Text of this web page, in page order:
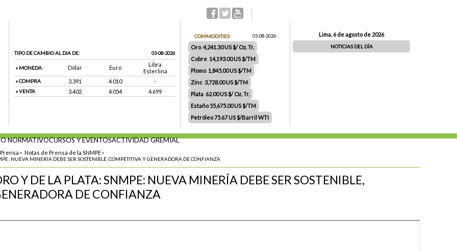
TIPO DE CAMBIO AL DIA DE: 03-08-2026
» MONEDA Dólar Euro
Libra
Esterlina
» COMPRA 3.391 4.010 -
» VENTA 3.402 4.054 4.699
COMMODITIES 05-08-2026
Oro 4,241.30 US $/ Oz. Tr.
Cobre 14,193.00 US $/TM
Plomo 1,845.00 US $/TM
Zinc 3,728.00 US $/TM
Plata 62.00 US $/ Oz. Tr.
Estaño 55,675.00 US $/TM
Petróleo 75.67 US $/Barril WTI
Lima, 6 de agosto de 2026
NOTICIAS DEL DÍA
NORMATIVOCURSOS Y EVENTOSACTIVIDAD GREMIAL
» Notas de Prensa de la SNMPE»
NUEVA MINERÍA DEBE SER SOSTENIBLE, COMPETITIVA Y GENERADORA DE CONFIANZA
Y DE LA PLATA: SNMPE: NUEVA MINERÍA DEBE SER SOSTENIBLE,
DE CONFIANZA